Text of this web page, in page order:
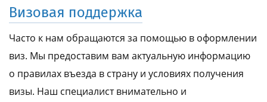
Визовая поддержка
Часто к нам обращаются за помощью в оформлении
виз. Мы предоставим вам актуальную информацию
о правилах въезда в страну и условиях получения
визы. Наш специалист внимательно и